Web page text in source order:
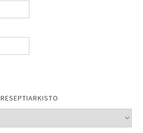
RESEPTIARKISTO